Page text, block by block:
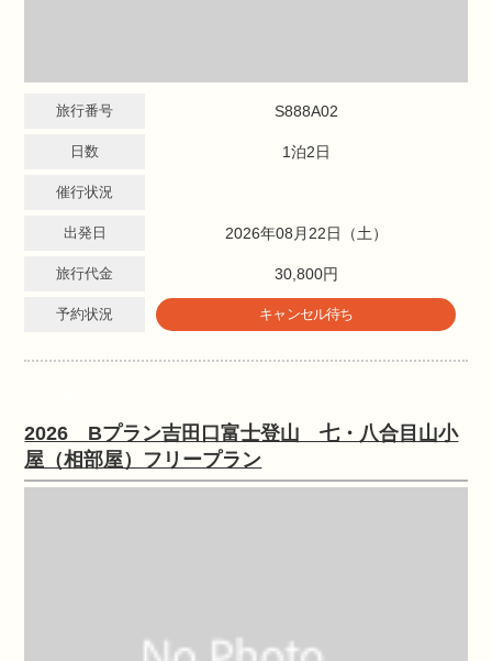
旅行番号 S888A02
日数 1泊2日
催行状況
出発日 2026年08月22日（土）
旅行代金 30,800円
予約状況 キャンセル待ち
2026 Bプラン吉田口富士登山 七・八合目山小
屋（相部屋）フリープラン